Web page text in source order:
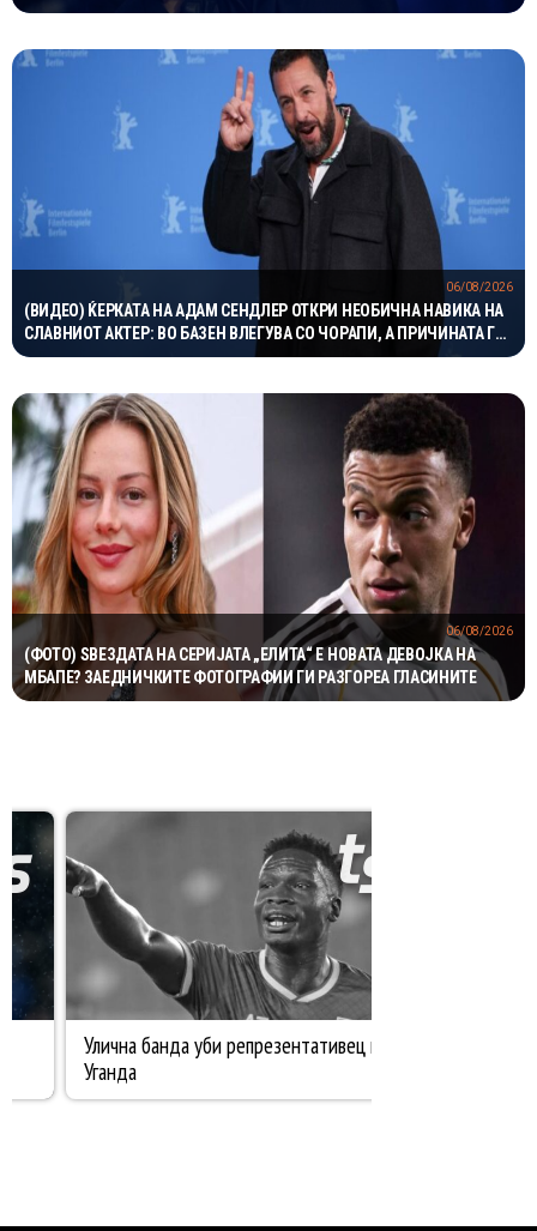
(ВИДЕО) ЌЕРКАТА НА АДАМ СЕНДЛЕР ОТКРИ НЕОБИЧНА НАВИКА НА
СЛАВНИОТ АКТЕР: ВО БАЗЕН ВЛЕГУВА СО ЧОРАПИ, А ПРИЧИНАТА ГИ
НАСМЕА СИТЕ
06/08/2026
(ФОТО) ЅВЕЗДАТА НА СЕРИЈАТА „ЕЛИТА“ Е НОВАТА ДЕВОЈКА НА
МБАПЕ? ЗАЕДНИЧКИТЕ ФОТОГРАФИИ ГИ РАЗГОРЕА ГЛАСИНИТЕ
06/08/2026